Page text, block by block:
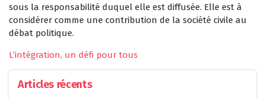
sous la responsabilité duquel elle est diffusée. Elle est à
considérer comme une contribution de la société civile au
débat politique.
L’intégration, un défi pour tous
Articles récents